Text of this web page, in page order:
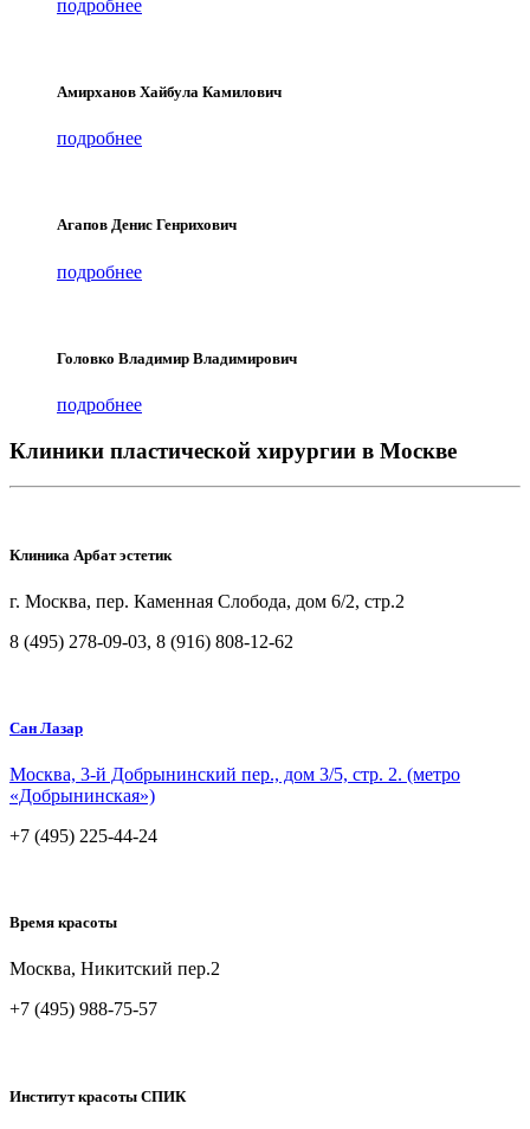
подробнее
Амирханов Хайбула Камилович
подробнее
Агапов Денис Генрихович
подробнее
Головко Владимир Владимирович
подробнее
Клиники пластической хирургии в Москве
Клиника Арбат эстетик
г. Москва, пер. Каменная Слобода, дом 6/2, стр.2
8 (495) 278-09-03, 8 (916) 808-12-62
Сан Лазар
Москва, 3-й Добрынинский пер., дом 3/5, стр. 2. (метро
«Добрынинская»)
+7 (495) 225-44-24
Время красоты
Москва, Никитский пер.2
+7 (495) 988-75-57
Институт красоты СПИК